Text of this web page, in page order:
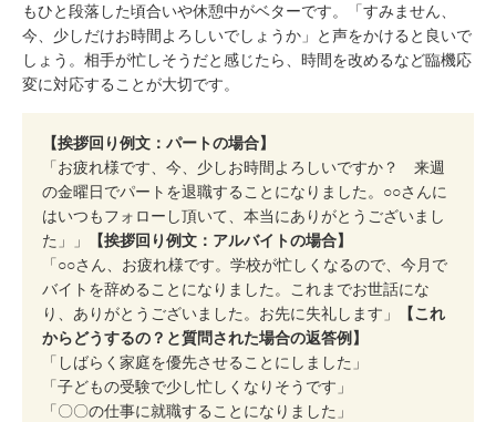
もひと段落した頃合いや休憩中がベターです。「すみません、
今、少しだけお時間よろしいでしょうか」と声をかけると良いで
しょう。相手が忙しそうだと感じたら、時間を改めるなど臨機応
変に対応することが大切です。
【挨拶回り例文：パートの場合】
「お疲れ様です、今、少しお時間よろしいですか？ 来週
の金曜日でパートを退職することになりました。○○さんに
はいつもフォローし頂いて、本当にありがとうございまし
た」」
【挨拶回り例文：アルバイトの場合】
「○○さん、お疲れ様です。学校が忙しくなるので、今月で
バイトを辞めることになりました。これまでお世話にな
り、ありがとうございました。お先に失礼します」
【これ
からどうするの？と質問された場合の返答例】
「しばらく家庭を優先させることにしました」
「子どもの受験で少し忙しくなりそうです」
「〇〇の仕事に就職することになりました」